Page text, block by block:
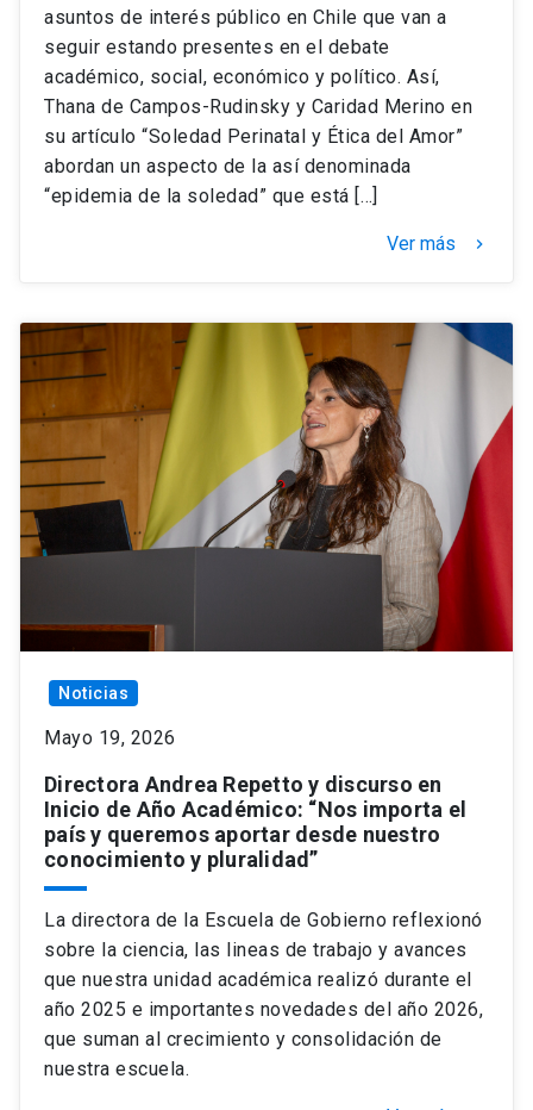
asuntos de interés público en Chile que van a
seguir estando presentes en el debate
académico, social, económico y político. Así,
Thana de Campos-Rudinsky y Caridad Merino en
su artículo “Soledad Perinatal y Ética del Amor”
abordan un aspecto de la así denominada
“epidemia de la soledad” que está […]
Ver más keyboard_arrow_right
Noticias
Mayo 19, 2026
Directora Andrea Repetto y discurso en
Inicio de Año Académico: “Nos importa el
país y queremos aportar desde nuestro
conocimiento y pluralidad”
La directora de la Escuela de Gobierno reflexionó
sobre la ciencia, las lineas de trabajo y avances
que nuestra unidad académica realizó durante el
año 2025 e importantes novedades del año 2026,
que suman al crecimiento y consolidación de
nuestra escuela.